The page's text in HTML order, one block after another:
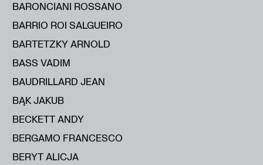
BARONCIANI ROSSANO
BARRIO ROI SALGUEIRO
BARTETZKY ARNOLD
BASS VADIM
BAUDRILLARD JEAN
BĄK JAKUB
BECKETT ANDY
BERGAMO FRANCESCO
BERYT ALICJA